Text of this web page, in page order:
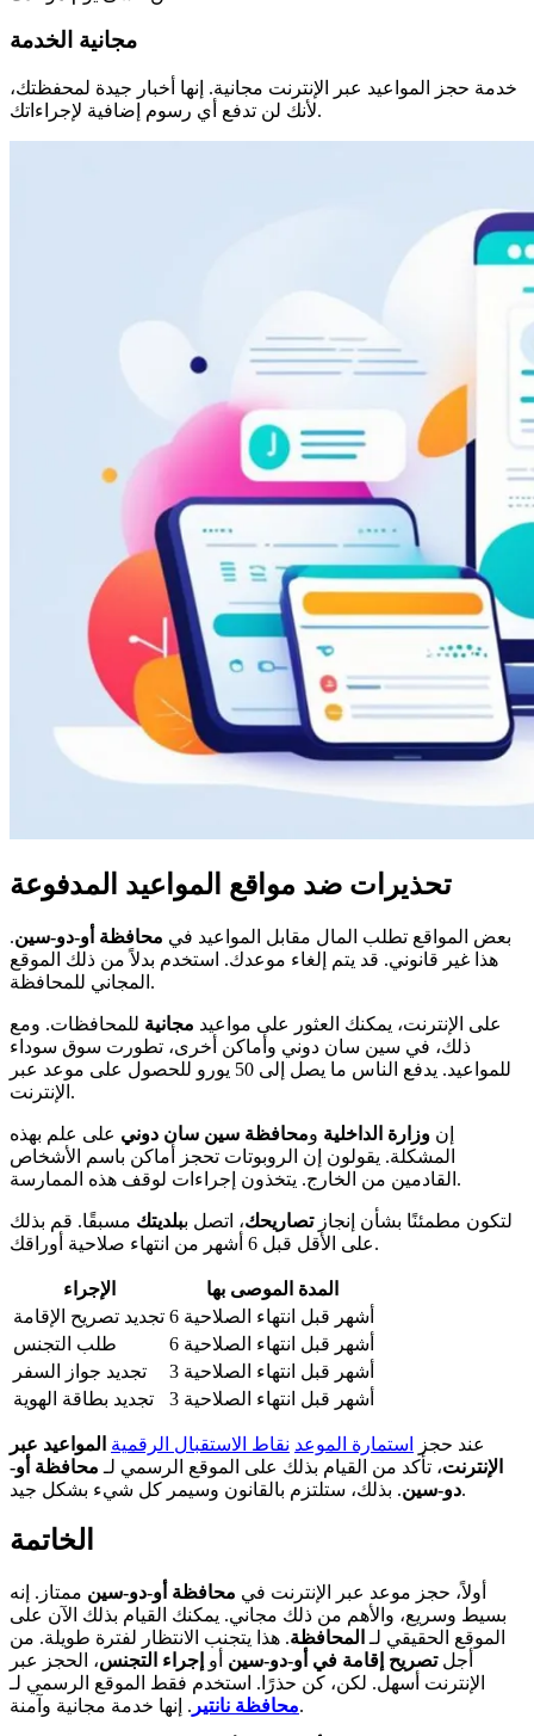
مجانية الخدمة
خدمة حجز المواعيد عبر الإنترنت مجانية. إنها أخبار جيدة لمحفظتك،
لأنك لن تدفع أي رسوم إضافية لإجراءاتك.
تحذيرات ضد مواقع المواعيد المدفوعة
بعض المواقع تطلب المال مقابل المواعيد في محافظة أو-دو-سين.
هذا غير قانوني. قد يتم إلغاء موعدك. استخدم بدلاً من ذلك الموقع
المجاني للمحافظة.
على الإنترنت، يمكنك العثور على مواعيد مجانية للمحافظات. ومع
ذلك، في سين سان دوني وأماكن أخرى، تطورت سوق سوداء
للمواعيد. يدفع الناس ما يصل إلى 50 يورو للحصول على موعد عبر
الإنترنت.
إن وزارة الداخلية ومحافظة سين سان دوني على علم بهذه
المشكلة. يقولون إن الروبوتات تحجز أماكن باسم الأشخاص
القادمين من الخارج. يتخذون إجراءات لوقف هذه الممارسة.
لتكون مطمئنًا بشأن إنجازتصاريحك، اتصل ببلديتك مسبقًا. قم بذلك
على الأقل قبل 6 أشهر من انتهاء صلاحية أوراقك.
الإجراء
المدة الموصى بها
تجديد تصريح الإقامة
6 أشهر قبل انتهاء الصلاحية
طلب التجنس
6 أشهر قبل انتهاء الصلاحية
تجديد جواز السفر
3 أشهر قبل انتهاء الصلاحية
تجديد بطاقة الهوية
3 أشهر قبل انتهاء الصلاحية
عند حجز استمارة الموعد نقاط الاستقبال الرقمية المواعيد عبر
الإنترنت، تأكد من القيام بذلك على الموقع الرسمي لـ محافظة أو-
دو-سين. بذلك، ستلتزم بالقانون وسيمر كل شيء بشكل جيد.
الخاتمة
أولاً، حجز موعد عبر الإنترنت في محافظة أو-دو-سين ممتاز. إنه
بسيط وسريع، والأهم من ذلك مجاني. يمكنك القيام بذلك الآن على
الموقع الحقيقي لـ المحافظة. هذا يتجنب الانتظار لفترة طويلة. من
أجلتصريح إقامة في أو-دو-سين أو إجراء التجنس، الحجز عبر
الإنترنت أسهل. لكن، كن حذرًا. استخدم فقط الموقع الرسمي لـ
محافظة نانتير. إنها خدمة مجانية وآمنة.